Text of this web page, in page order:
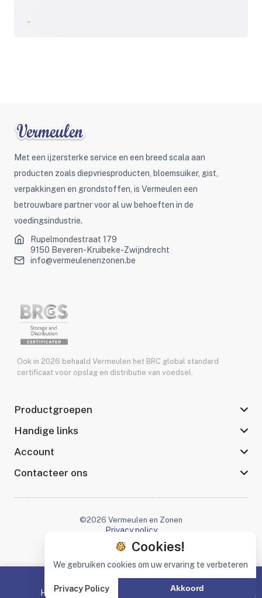
Home Productgroepen Zoeken
Met een ijzersterke service en een breed scala aan
producten zoals diepvriesproducten, bloemsuiker, gist,
verpakkingen en grondstoffen, is Vermeulen een
betrouwbare partner voor al uw behoeften in de
voedingsindustrie.
Rupelmondestraat 179
9150 Beveren-Kruibeke-Zwijndrecht
info@vermeulenenzonen.be
Ook in 2026 behaald Vermeulen het BRC global standard
certificaat voor opslag en distributie van voedsel.
Productgroepen
Handige links
Account
Contacteer ons
©2026 Vermeulen en Zonen
Privacy policy
Cookies!
We gebruiken cookies om uw ervaring te verbeteren
Privacy Policy Akkoord